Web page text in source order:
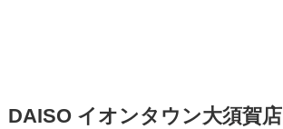
DAISO イオンタウン大須賀店